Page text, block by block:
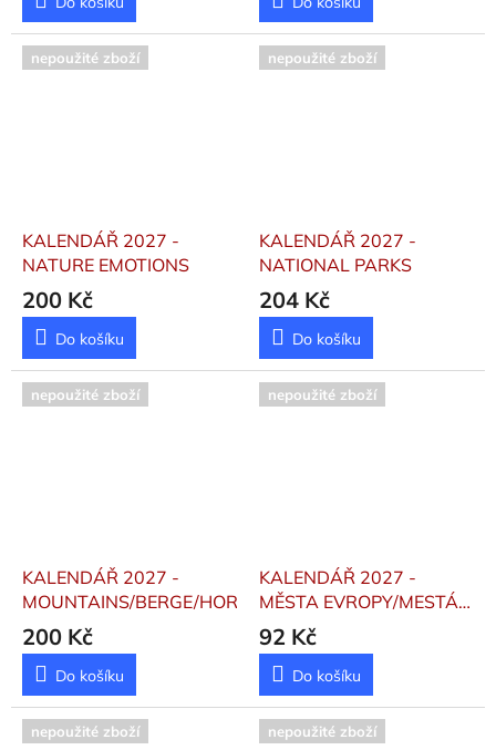
nepoužité zboží
KALENDÁŘ 2027 -
NATURE EMOTIONS
200 Kč
Do košíku
nepoužité zboží
KALENDÁŘ 2027 -
NATIONAL PARKS
204 Kč
Do košíku
nepoužité zboží
KALENDÁŘ 2027 -
MOUNTAINS/BERGE/HORY
200 Kč
Do košíku
nepoužité zboží
KALENDÁŘ 2027 -
MĚSTA EVROPY/MESTÁ
EURÓPY - STOLNÍ
92 Kč
Do košíku
nepoužité zboží nepoužité zboží